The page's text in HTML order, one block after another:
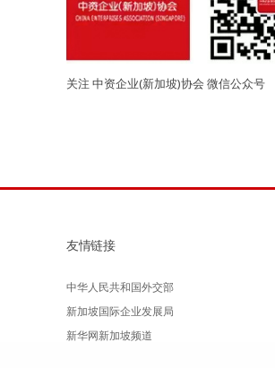
关注 中资企业(新加坡)协会 微信公众号
友情链接
中华人民共和国外交部
新加坡国际企业发展局
新华网新加坡频道